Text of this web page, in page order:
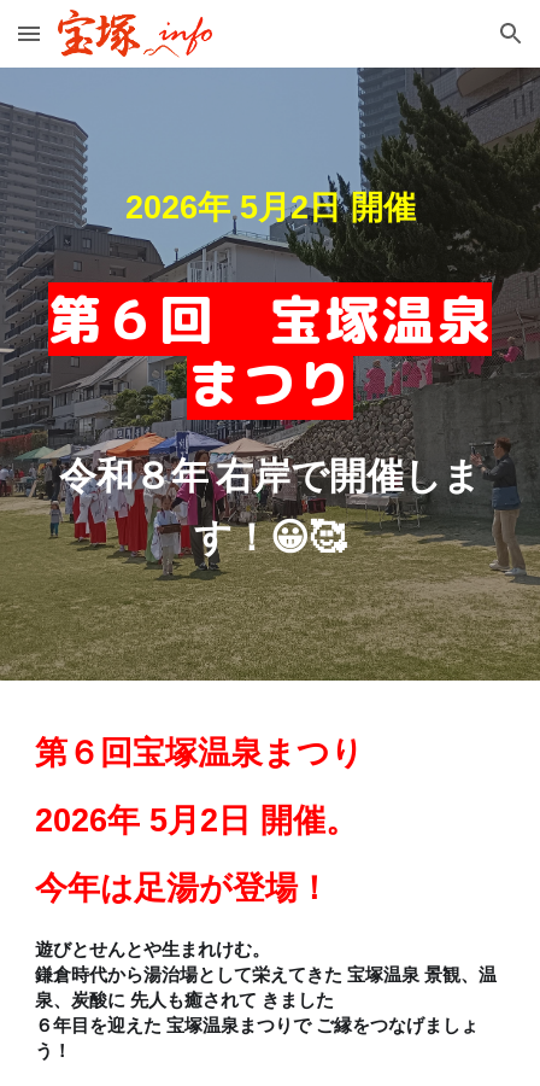
Skip to main content Skip to navigation
2026年 5月2日 開催
第６ 回 宝塚温泉
まつり
令和８年 右岸で開催しま
す！😀🥰
第 ６ 回宝塚温泉まつり
2026年 5月2日 開催。
今年は足湯が登場！
遊びとせんとや生まれけむ。
鎌倉時代から湯治場として栄えてきた 宝塚温泉 景観、温
泉、炭酸に 先人も癒されて きました
６年目を迎えた 宝塚温泉まつりで ご縁をつなげましょ
う！